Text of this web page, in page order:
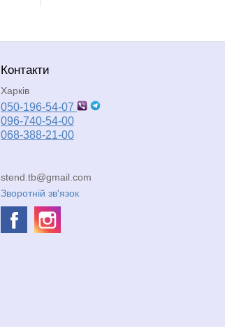
Контакти
Харків
050-196-54-07
096-740-54-00
068-388-21-00
stend.tb@gmail.com
Зворотній зв'язок